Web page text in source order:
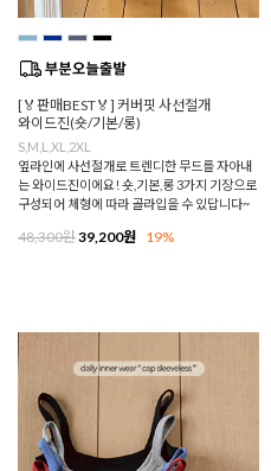
[🏅판매BEST🏅] 커버핏 사선절개
와이드진(숏/기본/롱)
S,M,L,XL,2XL
옆라인에 사선절개로 트렌디한 무드를 자아내
는 와이드진이에요! 숏,기본,롱 3가지 기장으로
구성되어 체형에 따라 골라입을 수 있답니다~
48,300원39,200원 19%